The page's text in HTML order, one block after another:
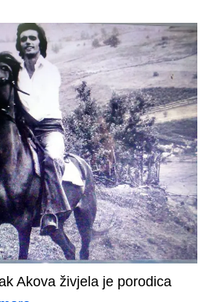
Akova živjela je porodica